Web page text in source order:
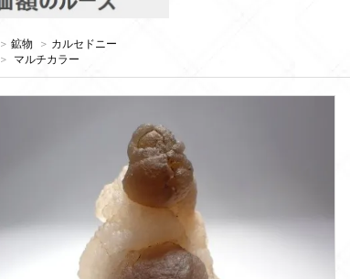
> 鉱物 > カルセドニー
> マルチカラー